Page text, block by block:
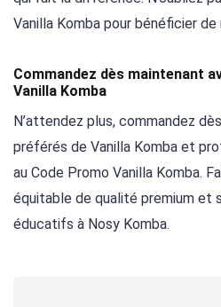
Vanilla Komba pour bénéficier
Commandez dès maintenant
Vanilla Komba
N’attendez plus, commandez
préférés de Vanilla Komba et
au Code Promo Vanilla Komba.
équitable de qualité premium et
éducatifs à Nosy Komba.